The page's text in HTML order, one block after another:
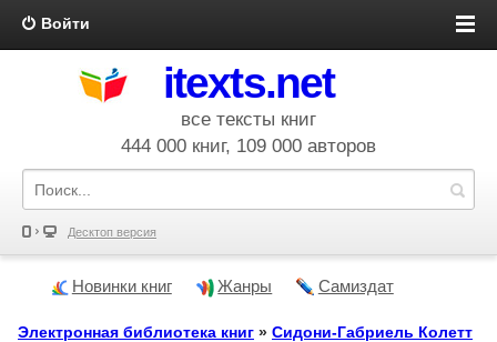
Войти
itexts.net
все тексты книг
444 000 книг, 109 000 авторов
Десктоп версия
Новинки книг Жанры Самиздат
Электронная библиотека книг » Сидони-Габриель Колетт